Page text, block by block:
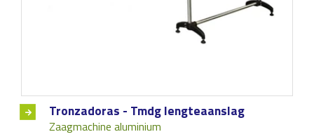
Tronzadoras - Tmdg lengteaanslag
Zaagmachine aluminium